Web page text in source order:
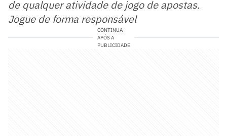
de qualquer atividade de jogo de apostas.
Jogue de forma responsável
CONTINUA
APÓS A
PUBLICIDADE